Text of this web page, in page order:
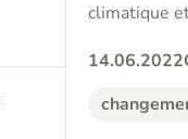
climatique
14.06.2022